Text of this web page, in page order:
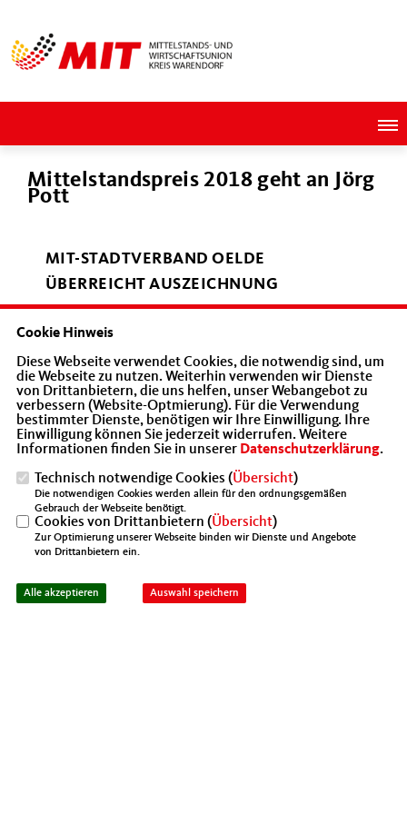
Mittelstandspreis 2018 geht an Jörg
Pott
MIT-STADTVERBAND OELDE
ÜBERREICHT AUSZEICHNUNG
Oelde fand in der Pott's Brauerei statt.
Die Pott's Brauerei besteht seit 1769 und
wird von Jörg Pott in der 7. Generation
geführt. Die Laudatio hielt Dr. Thomas
Rusche.
Cookie Hinweis
Diese Webseite verwendet Cookies, die notwendig sind, um
die Webseite zu nutzen. Weiterhin verwenden wir Dienste
von Drittanbietern, die uns helfen, unser Webangebot zu
verbessern (Website-Optmierung). Für die Verwendung
bestimmter Dienste, benötigen wir Ihre Einwilligung. Ihre
Einwilligung können Sie jederzeit widerrufen. Weitere
Informationen finden Sie in unserer Datenschutzerklärung.
Technisch notwendige Cookies (Übersicht)
Die notwendigen Cookies werden allein für den ordnungsgemäßen
Gebrauch der Webseite benötigt.
Cookies von Drittanbietern (Übersicht)
Zur Optimierung unserer Webseite binden wir Dienste und Angebote
von Drittanbietern ein.
Alle akzeptieren Auswahl speichern